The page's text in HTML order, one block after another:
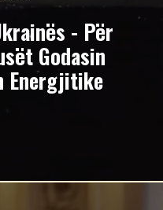
- Për
Godasin